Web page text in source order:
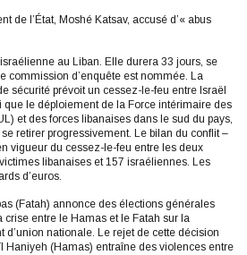
de l’État, Moshé Katsav, accusé d’« abus
au Liban. Elle durera 33 jours, se
commission d’enquête est nommée. La
sécurité prévoit un cessez-le-feu entre Israël
le déploiement de la Force intérimaire des
et des forces libanaises dans le sud du pays,
retirer progressivement. Le bilan du conflit –
vigueur du cessez-le-feu entre les deux
libanaises et 157 israéliennes. Les
d’euros.
(Fatah) annonce des élections générales
crise entre le Hamas et le Fatah sur la
d’union nationale. Le rejet de cette décision
Haniyeh (Hamas) entraîne des violences entre